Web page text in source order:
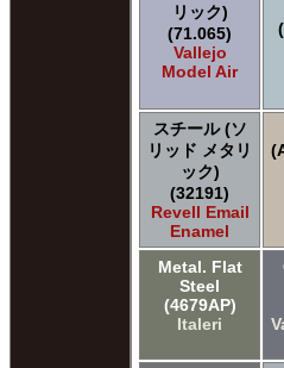
リック)
(71.065)
Vallejo
Model Air
スチール (ソ
リッド メタリ
ック)
(32191)
Revell Email
Enamel
Metal. Flat
Steel
(4679AP)
Italeri